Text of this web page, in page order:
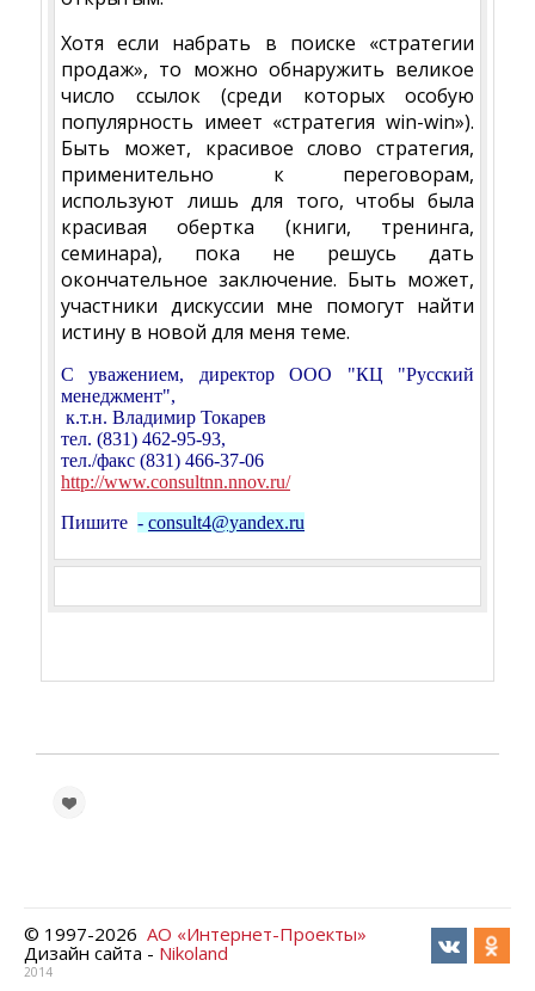
Хотя если набрать в поиске «стратегии
продаж», то можно обнаружить великое
число ссылок (среди которых особую
популярность имеет «стратегия win-win»).
Быть может, красивое слово стратегия,
применительно к переговорам,
используют лишь для того, чтобы была
красивая обертка (книги, тренинга,
семинара), пока не решусь дать
окончательное заключение. Быть может,
участники дискуссии мне помогут найти
истину в новой для меня теме.
С уважением, директор ООО "КЦ "Русский
менеджмент",
к.т.н. Владимир Токарев
тел. (831) 462-95-93,
тел./факс (831) 466-37-06
http://www.consultnn.nnov.ru/
Пишите - consult4@yandex.ru
© 1997-2026 АО «Интернет-Проекты»
Дизайн сайта - Nikoland
2014